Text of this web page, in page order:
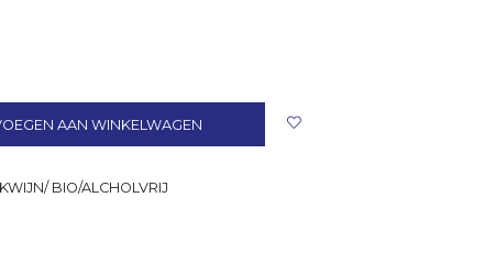
AAN WINKELWAGEN
BIO/ALCHOLVRIJ